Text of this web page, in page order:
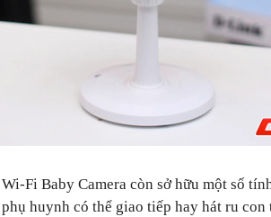
Fi Baby Camera còn sở hữu một số
huynh có thể giao tiếp hay hát ru con